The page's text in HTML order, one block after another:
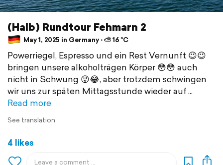
(Halb) Rundtour Fehmarn 2
May 1, 2025 in Germany ⋅ ⛅ 16 °C
Powerriegel, Espresso und ein Rest Vernunft 😉😉
bringen unsere alkoholträgen Körper 😳😳 auch
nicht in Schwung 😜😂, aber trotzdem schwingen
wir uns zur späten Mittagsstunde wieder auf
Read more
See translation
4 likes